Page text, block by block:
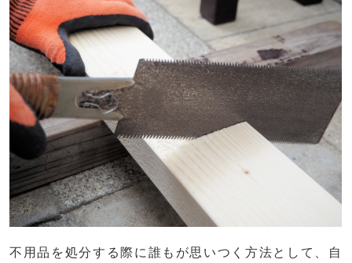
不用品を処分する際に誰もが思いつく方法として、自